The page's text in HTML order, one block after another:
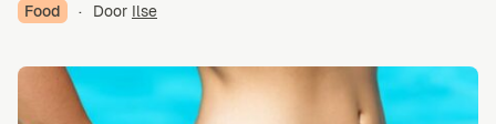
Food · Door Ilse